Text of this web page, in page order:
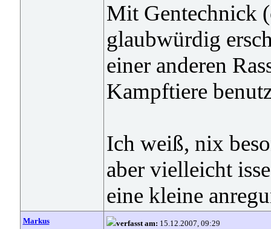
Mit Gentechnick
glaubwürdig
einer anderen
Kampftiere
Ich weiß, nix
aber vielleicht
eine kleine
Markus verfasst am: 15.12.2007, 09:29